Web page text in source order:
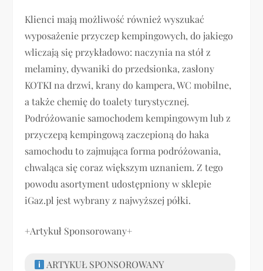
Klienci mają możliwość również wyszukać
wyposażenie przyczep kempingowych, do jakiego
wliczają się przykładowo: naczynia na stół z
melaminy, dywaniki do przedsionka, zasłony
KOTKI na drzwi, krany do kampera, WC mobilne,
a także chemię do toalety turystycznej.
Podróżowanie samochodem kempingowym lub z
przyczepą kempingową zaczepioną do haka
samochodu to zajmująca forma podróżowania,
chwaląca się coraz większym uznaniem. Z tego
powodu asortyment udostępniony w sklepie
iGaz.pl jest wybrany z najwyższej półki.
+Artykuł Sponsorowany+
ARTYKUŁ SPONSOROWANY